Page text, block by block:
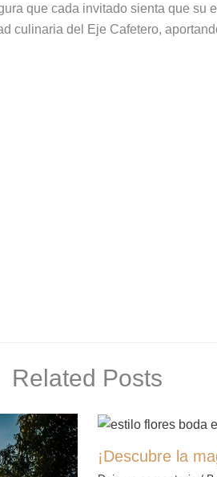
que cada invitado sienta que
culinaria del Eje Cafetero,
Related Posts
¡Descubre la